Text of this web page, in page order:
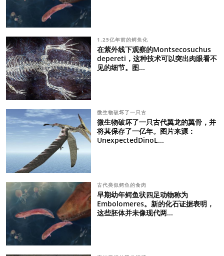
1.25亿年前的鳄鱼化
在紫外线下观察的Montsecosuchus
depereti，这种技术可以突出肉眼看不
见的细节。图...
微生物破坏了一只古
微生物破坏了一只古代翼龙的翼骨，并
将其保存了一亿年。图片来源：
UnexpectedDinoL...
古代类似鳄鱼的食肉
早期幼年鳄鱼状四足动物称为
Embolomeres。新的化石证据表明，
这些胚体并未像现代两...